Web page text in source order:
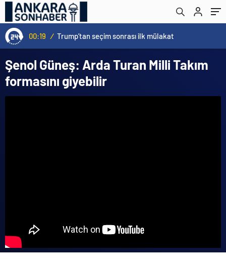
00:19 / Trump’tan seçim sonrası ilk mülakat
Şenol Güneş: Arda Turan Milli Takım
formasını giyebilir